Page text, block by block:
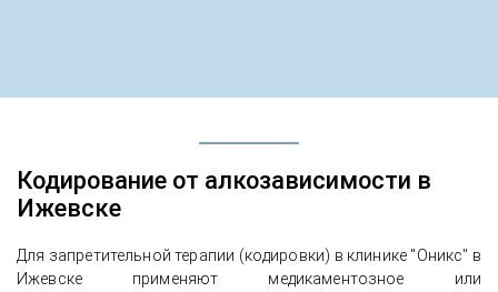
Кодирование от алкозависимости в
Ижевске
Для запретительной терапии (кодировки) в клинике "Оникс" в
Ижевске применяют медикаментозное или